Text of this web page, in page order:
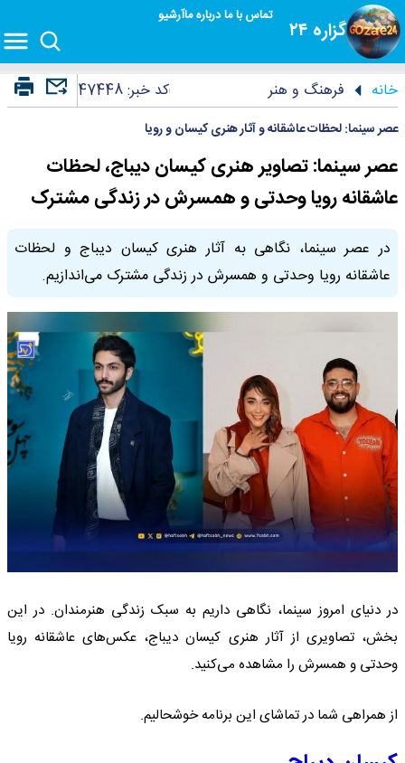
گزاره ۲۴
تماس با مادرباره ماآرشیو
خانه فرهنگ و هنر کد خبر:47448
عصر سینما: لحظات عاشقانه و آثار هنری کیسان و رویا
عصر سینما: تصاویر هنری کیسان دیباج، لحظات
عاشقانه رویا وحدتی و همسرش در زندگی مشترک
در عصر سینما، نگاهی به آثار هنری کیسان دیباج و لحظات
عاشقانه رویا وحدتی و همسرش در زندگی مشترک می‌اندازیم.
در دنیای امروز سینما، نگاهی داریم به سبک زندگی هنرمندان. در این
بخش، تصاویری از آثار هنری کیسان دیباج، عکس‌های عاشقانه رویا
وحدتی و همسرش را مشاهده می‌کنید.
از همراهی شما در تماشای این برنامه خوشحالیم.